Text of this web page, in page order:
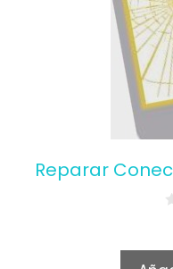
Reparar